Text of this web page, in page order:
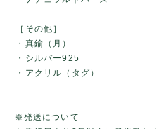
［その他］
・真鍮（月）
・シルバー925
・アクリル（タグ）
❇️発送について